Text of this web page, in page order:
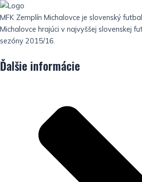
MFK Zemplín Michalovce je slovenský
Michalovce hrajúci v najvyššej slovenskej
sezóny 2015/16.
Ďalšie informácie